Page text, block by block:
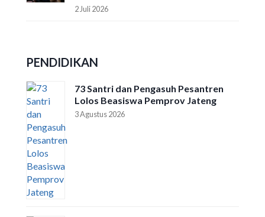
2 Juli 2026
PENDIDIKAN
73 Santri dan Pengasuh Pesantren
Lolos Beasiswa Pemprov Jateng
3 Agustus 2026